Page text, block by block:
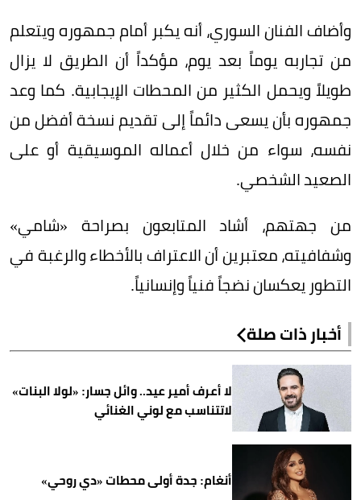
وأضاف الفنان السوري، أنه يكبر أمام جمهوره ويتعلم
من تجاربه يوماً بعد يوم، مؤكداً أن الطريق لا يزال
طويلاً ويحمل الكثير من المحطات الإيجابية. كما وعد
جمهوره بأن يسعى دائماً إلى تقديم نسخة أفضل من
نفسه، سواء من خلال أعماله الموسيقية أو على
الصعيد الشخصي.
من جهتهم، أشاد المتابعون بصراحة «شامي»
وشفافيته، معتبرين أن الاعتراف بالأخطاء والرغبة في
التطور يعكسان نضجاً فنياً وإنسانياً.
أخبار ذات صلة
لا أعرف أمير عيد.. وائل جسار: «لولا البنات»
لاتتناسب مع لوني الغنائي
أنغام: جدة أولى محطات «دي روحي»